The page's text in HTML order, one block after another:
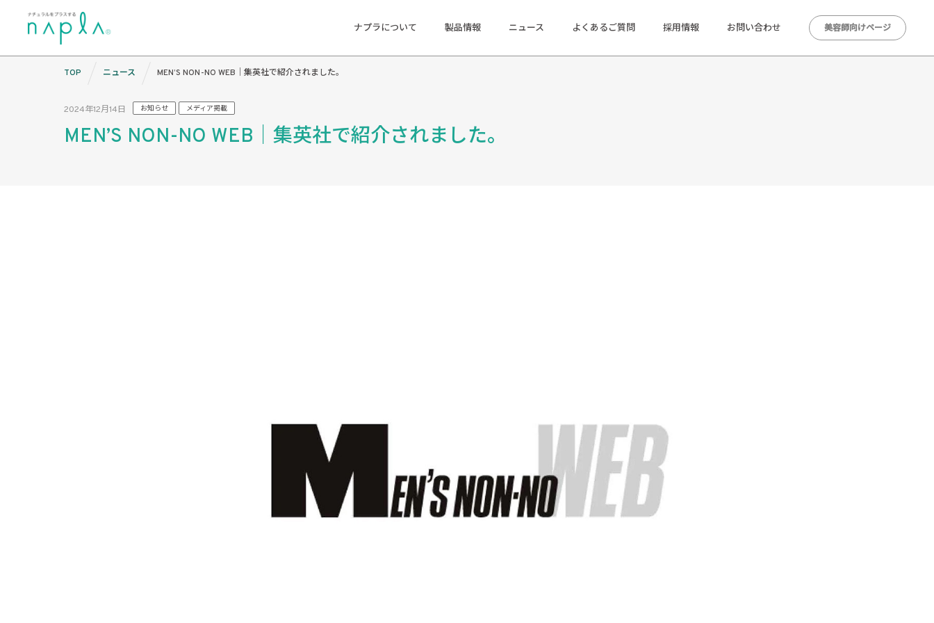
ナプラについて 製品情報 ニュース よくあるご質問 採用情報 お問い合わせ 美容師向けページ
2024年12月14日 お知らせ メディア掲載
MEN’S NON-NO WEB｜集英社で紹介されました。
TOP ニュース MEN’S NON-NO WEB｜集英社で紹介されました。